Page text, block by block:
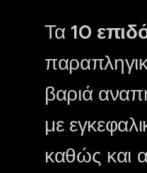
Τα10
βαριά
με
καθώς και